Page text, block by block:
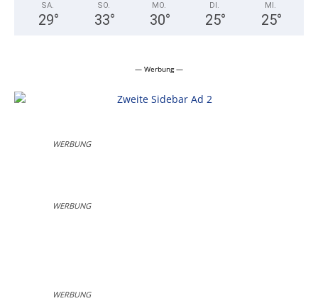
SA.
29°
SO.
33°
MO.
30°
DI.
25°
MI.
25°
— Werbung —
WERBUNG
WERBUNG
WERBUNG